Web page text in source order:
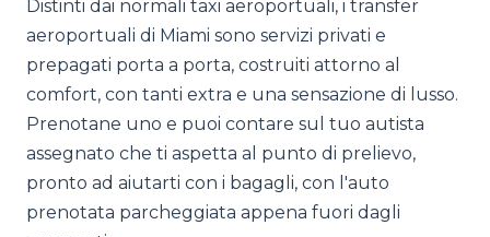
Distinti dai normali taxi aeroportuali, i transfer
aeroportuali di Miami sono servizi privati e
prepagati porta a porta, costruiti attorno al
comfort, con tanti extra e una sensazione di lusso.
Prenotane uno e puoi contare sul tuo autista
assegnato che ti aspetta al punto di prelievo,
pronto ad aiutarti con i bagagli, con l'auto
prenotata parcheggiata appena fuori dagli